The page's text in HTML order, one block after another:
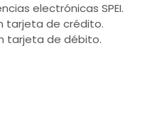
electrónicas SPEI.
tarjeta de crédito.
tarjeta de débito.